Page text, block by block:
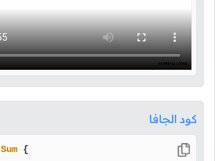
كود الجافا
Sum {